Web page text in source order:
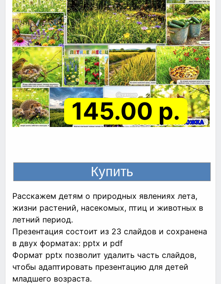
145.00 р.
Расскажем детям о природных явлениях лета,
жизни растений, насекомых, птиц и животных в
летний период.
Презентация состоит из 23 слайдов и сохранена
в двух форматах: pptx и pdf
Формат pptx позволит удалить часть слайдов,
чтобы адаптировать презентацию для детей
младшего возраста.